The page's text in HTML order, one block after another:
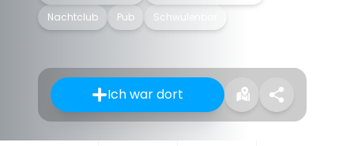
Nachtclub
Pub Schwulenbar
Ich war dort